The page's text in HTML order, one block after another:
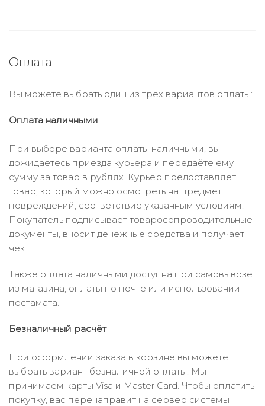
Оплата
Вы можете выбрать один из трёх вариантов оплаты:
Оплата наличными
При выборе варианта оплаты наличными, вы
дожидаетесь приезда курьера и передаёте ему
сумму за товар в рублях. Курьер предоставляет
товар, который можно осмотреть на предмет
повреждений, соответствие указанным условиям.
Покупатель подписывает товаросопроводительные
документы, вносит денежные средства и получает
чек.
Также оплата наличными доступна при самовывозе
из магазина, оплаты по почте или использовании
постамата.
Безналичный расчёт
При оформлении заказа в корзине вы можете
выбрать вариант безналичной оплаты. Мы
принимаем карты Visa и Master Card. Чтобы оплатить
покупку, вас перенаправит на сервер системы